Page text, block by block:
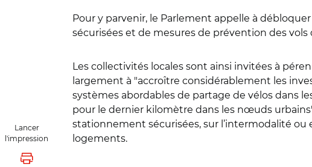
Lancer
l'impression
Lancer l'impression
Pour y parvenir, le Parlement appelle à
sécurisées et de mesures de prévention des
Les collectivités locales sont ainsi invitées à
largement à "accroître considérablement les
systèmes abordables de partage de vélos dans
pour le dernier kilomètre dans les nœuds
stationnement sécurisées, sur l’intermodalité
logements.